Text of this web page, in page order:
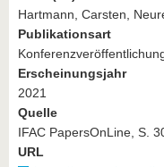
Hartmann, Carsten,
Publikationsart
Erscheinungsjahr
2021
Quelle
IFAC PapersOnLine, S.
URL